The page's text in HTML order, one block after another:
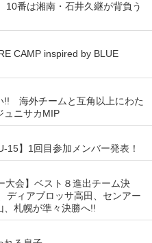
10番は湘南・石井久継が背負う
CAMP inspired by BLUE
!! 海外チームと互角以上にわた
ュニサカMIP
15】1回目参加メンバー発表！
大会】ベスト８進出チーム決
ディアブロッサ高田、センアー
、札幌が準々決勝へ!!